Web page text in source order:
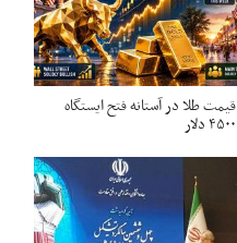
قیمت طلا در آستانه فتح ایستگاه
۴۵۰۰ دلار